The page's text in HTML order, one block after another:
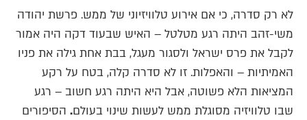
לא רק סדרה, כי אם אירוע טלוויזיוני של ממש. פרשת יהודה
משי-זהב היתה רגע מטלטל – האיש שבעוד דקה היה אמור
לקבל את פרס ישראל ולסגור מעגל, בבת אחת גילה את פניו
האמיתיות – והאפלות. זו לא סדרה קלה, בטח על רקע
המציאות הלא פשוטה, אבל היא היתה רגע חשוב – רגע
שבו טלוויזיה מסוגלת ממש לעשות שינוי בעולם. הסיפורים